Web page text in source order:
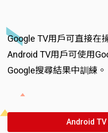
Google TV用戶可直接在
Android TV用戶可使用
Google搜尋結果中訓練。
Android